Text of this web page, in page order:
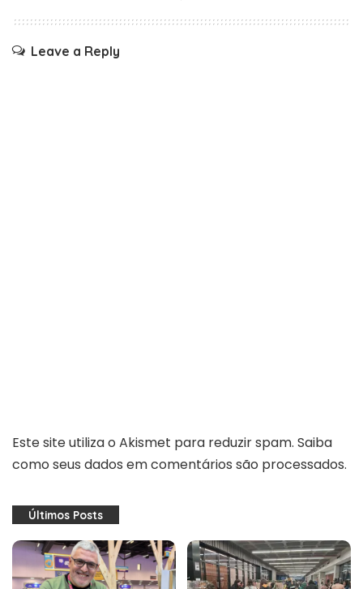
Leave a Reply
Este site utiliza o Akismet para reduzir spam. Saiba
como seus dados em comentários são processados.
Últimos Posts